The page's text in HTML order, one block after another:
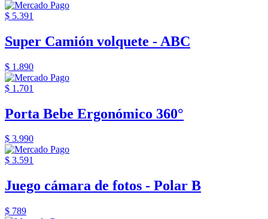
$ 5.391
Super Camión volquete - ABC
$ 1.890
$ 1.701
Porta Bebe Ergonómico 360°
$ 3.990
$ 3.591
Juego cámara de fotos - Polar B
$ 789